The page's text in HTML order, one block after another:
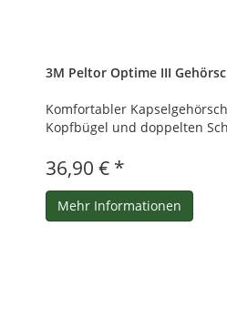
3M Peltor Optime III
Komfortabler
Kopfbügel und doppelten
36,90 € *
Mehr Informationen